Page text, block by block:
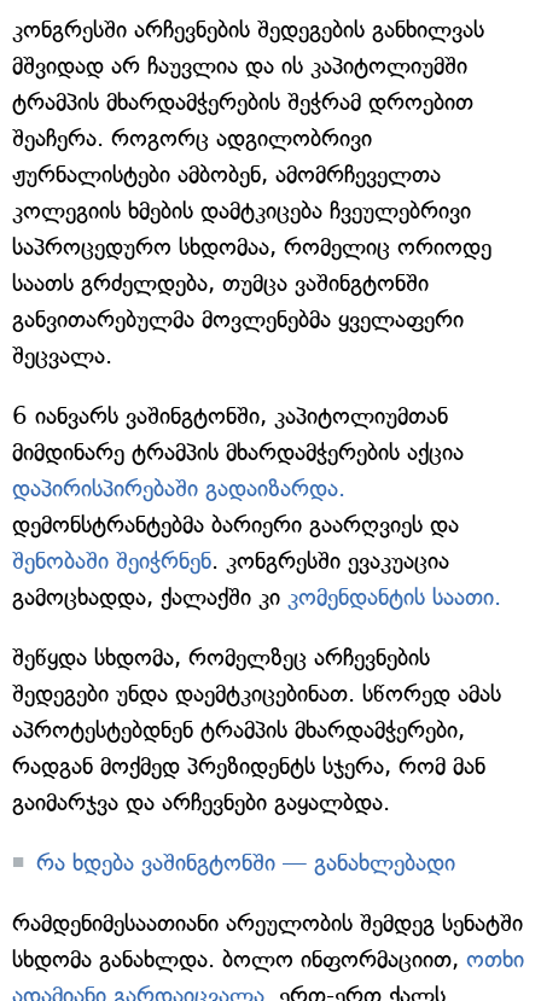
კონგრესში არჩევნების შედეგების განხილვას
მშვიდად არ ჩაუვლია და ის კაპიტოლიუმში
ტრამპის მხარდამჭერების შეჭრამ დროებით
შეაჩერა. როგორც ადგილობრივი
ჟურნალისტები ამბობენ, ამომრჩეველთა
კოლეგიის ხმების დამტკიცება ჩვეულებრივი
საპროცედურო სხდომაა, რომელიც ორიოდე
საათს გრძელდება, თუმცა ვაშინგტონში
განვითარებულმა მოვლენებმა ყველაფერი
შეცვალა.
6 იანვარს ვაშინგტონში, კაპიტოლიუმთან
მიმდინარე ტრამპის მხარდამჭერების აქცია
დაპირისპირებაში გადაიზარდა.
დემონსტრანტებმა ბარიერი გაარღვიეს და
შენობაში შეიჭრნენ. კონგრესში ევაკუაცია
გამოცხადდა, ქალაქში კი კომენდანტის საათი.
შეწყდა სხდომა, რომელზეც არჩევნების
შედეგები უნდა დაემტკიცებინათ. სწორედ ამას
აპროტესტებდნენ ტრამპის მხარდამჭერები,
რადგან მოქმედ პრეზიდენტს სჯერა, რომ მან
გაიმარჯვა და არჩევნები გაყალბდა.
რა ხდება ვაშინგტონში — განახლებადი
რამდენიმესაათიანი არეულობის შემდეგ სენატში
სხდომა განახლდა. ბოლო ინფორმაციით, ოთხი